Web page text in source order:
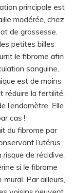
principale est
modérée, chez
de grossesse.
petites billes
le fibrome afin
sanguine,
est de moins
réduire la fertilité,
l’endomètre. Elle
cas !
du fibrome par
l’utérus.
risque de récidive,
si le fibrome
Par ailleurs,